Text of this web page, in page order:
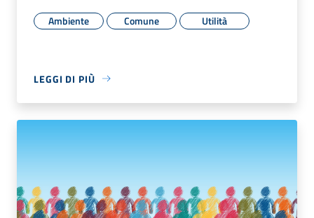
Ambiente Comune Utilità
LEGGI DI PIÙ